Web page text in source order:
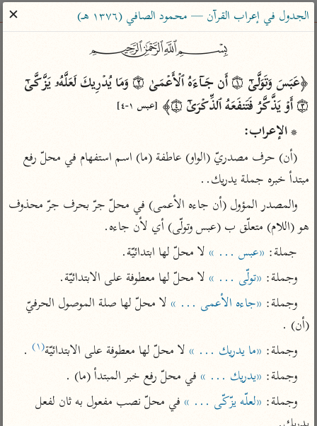
ساهم معنا في نشر القرآن والعلم الشرعي
الباحث القرآني
بحث تفسير علوم مصاحف معاجم
Type 2 or more characters for results.
Type 1 or more
characters for results.
أمّهات
تفسير الطبري
تفسير ابن كثير
تفسير القرطبي
تفسير البغوي
جمع الأقوال
تفسير ابن الجوزي
تفسير الماوردي
منتقاة
عامّة
فتح البيان للقنوجي
فتح القدير للشوكاني
تفسير ابن جزي
موسوعات
تفسير الرازي
أخرى
أضواء البيان
الميسر
أيسر التفاسير
القرآن – تدبر وعمل
تفسير ابن عثيمين
مركَّزة العبارة
تفسير الجلالين
الجدول في إعراب القرآن — محمود الصافي (١٣٧٦ هـ)
✕
﷽
۝٣ أَوۡ یَذَّكَّرُ فَتَنفَعَهُ ٱلذِّكۡرَىٰۤ ۝٤﴾
[عبس ١-٤]
* الإعراب:
مبتدأ خبره جملة يدريك..
هو (اللام) متعلّق ب (عبس وتولّى) أي لأن جاءه.
جملة: «عبس ... » لا محلّ لها ابتدائيّة.
وجملة: «تولّى ... » لا محلّ لها معطوفة على الابتدائيّة.
وجملة: «جاءه الأعمى ... »
(أن) .
وجملة: «ما يدريك ... » لا محلّ لها معطوفة على الابتدائيّة(١)
.
وجملة: «يدريك ... » في محلّ رفع خبر المبتدأ (ما) .
وجملة: «لعلّه يزّكّى ... »